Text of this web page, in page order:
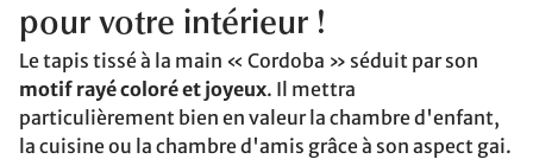
pour votre intérieur !
Le tapis tissé à la main « Cordoba » séduit par son
motif rayé coloré et joyeux. Il mettra
particulièrement bien en valeur la chambre d'enfant,
la cuisine ou la chambre d'amis grâce à son aspect gai.